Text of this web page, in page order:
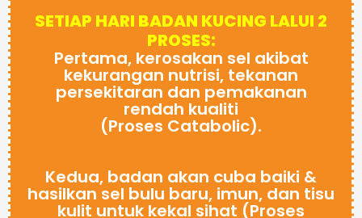
SETIAP HARI BADAN KUCING LALUI 2
PROSES:
Pertama, kerosakan sel akibat
kekurangan nutrisi, tekanan
persekitaran dan pemakanan
rendah kualiti
(Proses Catabolic).
Kedua, badan akan cuba baiki &
hasilkan sel bulu baru, imun, dan tisu
kulit untuk kekal sihat (Proses